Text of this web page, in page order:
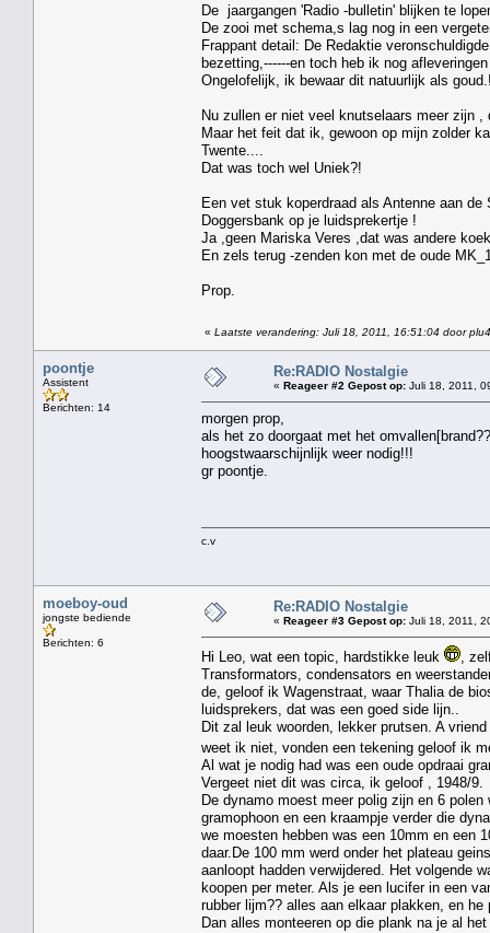
De jaargangen 'Radio -bulletin' blijken te
De zooi met schema,s lag nog in een
Frappant detail: De Redaktie
bezetting,------en toch heb ik nog
Ongelofelijk, ik bewaar dit natuurlijk als
Nu zullen er niet veel knutselaars meer zijn
Maar het feit dat ik, gewoon op mijn zolder
Twente....
Dat was toch wel Uniek?!
Een vet stuk koperdraad als Antenne aan
Doggersbank op je luidsprekertje !
Ja ,geen Mariska Veres ,dat was andere
En zels terug -zenden kon met de oude
Prop.
« Laatste verandering: Juli 18, 2011, 16:51:04 door plu4
poontje
Assistent
Berichten: 14
Re:RADIO Nostalgie
« Reageer #2 Gepost op: Juli 18, 2011,
morgen prop,
als het zo doorgaat met het
hoogstwaarschijnlijk weer nodig!!!
gr poontje.
c.v
moeboy-oud
jongste bediende
Berichten: 6
Re:RADIO Nostalgie
« Reageer #3 Gepost op: Juli 18, 2011,
Hi Leo, wat een topic, hardstikke leuk
,
Transformators, condensators en
de, geloof ik Wagenstraat, waar Thalia de
luidsprekers, dat was een goed side lijn..
Dit zal leuk woorden, lekker prutsen. A
weet ik niet, vonden een tekening geloof ik
Al wat je nodig had was een oude opdraai
Vergeet niet dit was circa, ik geloof , 1948/9.
De dynamo moest meer polig zijn en 6
gramophoon en een kraampje verder die
we moesten hebben was een 10mm en een
daar.De 100 mm werd onder het plateau
aanloopt hadden verwijdered. Het volgende
koopen per meter. Als je een lucifer in een
rubber lijm?? alles aan elkaar plakken, en he
Dan alles monteeren op die plank na je al